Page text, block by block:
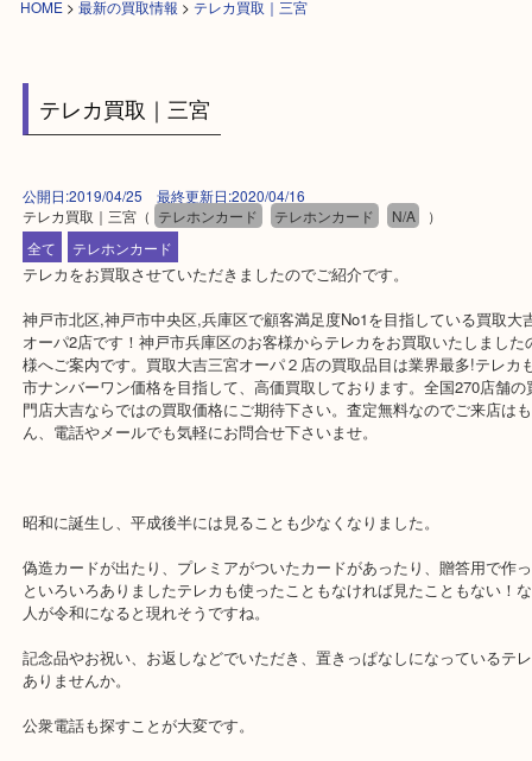
HOME
テレカ買取｜三宮
公開日:2019/04/25 最終更新日:2020/04/16
テレカ買取｜三宮（ テレホンカード テレホンカード N/A
）
全て
テレホンカード
テレカをお買取させていただきましたのでご紹介です。
神戸市北区,神戸市中央区,兵庫区で顧客満足度No1を目指している
オーパ2店です！神戸市兵庫区のお客様からテレカをお買取いたし
門店大吉ならではの買取価格にご期待下さい。査定無料なのでご来
偽造カードが出たり、プレミアがついたカードがあったり、贈答用
といろいろありましたテレカも使ったこともなければ見たこともな
人が令和になると現れそうですね。